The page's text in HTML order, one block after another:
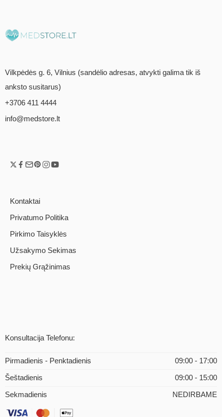
Vilkpėdės g. 6, Vilnius (sandėlio adresas, atvykti galima tik iš
anksto susitarus)
+3706 411 4444
info@medstore.lt
Kontaktai
Privatumo Politika
Pirkimo Taisyklės
Užsakymo Sekimas
Prekių Grąžinimas
Konsultacija Telefonu:
Pirmadienis - Penktadienis 09:00 - 17:00
Šeštadienis 09:00 - 15:00
Sekmadienis NEDIRBAME